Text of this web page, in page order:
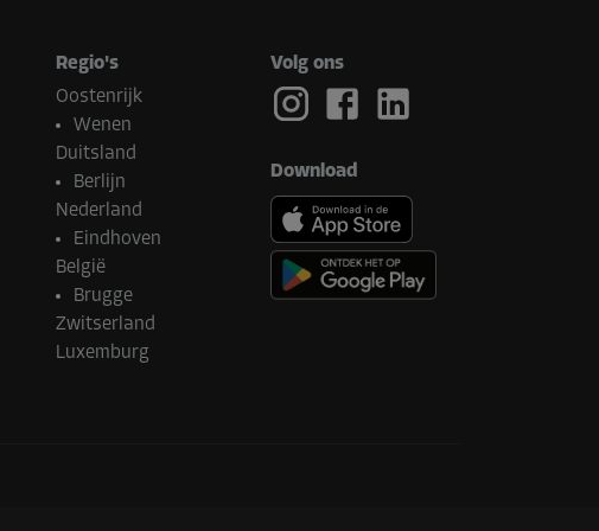
Regio's
Oostenrijk
Wenen
Duitsland
Berlijn
Nederland
Eindhoven
België
Brugge
Zwitserland
Luxemburg
Volg ons
Download